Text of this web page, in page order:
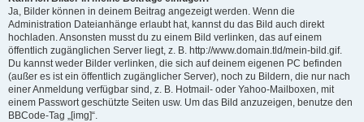
Ja, Bilder können in deinem Beitrag angezeigt werden. Wenn die
Administration Dateianhänge erlaubt hat, kannst du das Bild auch direkt
hochladen. Ansonsten musst du zu einem Bild verlinken, das auf einem
öffentlich zugänglichen Server liegt, z. B. http://www.domain.tld/mein-bild.gif.
Du kannst weder Bilder verlinken, die sich auf deinem eigenen PC befinden
(außer es ist ein öffentlich zugänglicher Server), noch zu Bildern, die nur nach
einer Anmeldung verfügbar sind, z. B. Hotmail- oder Yahoo-Mailboxen, mit
einem Passwort geschützte Seiten usw. Um das Bild anzuzeigen, benutze den
BBCode-Tag „[img]“.